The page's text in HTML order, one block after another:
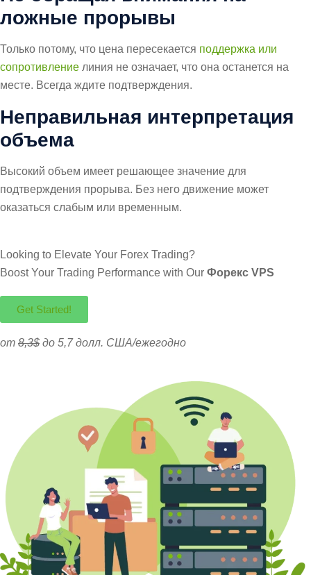
ложные прорывы
Только потому, что цена пересекается поддержка или
сопротивление линия не означает, что она останется на
месте. Всегда ждите подтверждения.
Неправильная интерпретация
объема
Высокий объем имеет решающее значение для
подтверждения прорыва. Без него движение может
оказаться слабым или временным.
Looking to Elevate Your Forex Trading?
Boost Your Trading Performance with Our Форекс VPS
Get Started!
от 8,3$ до 5,7 долл. США/ежегодно